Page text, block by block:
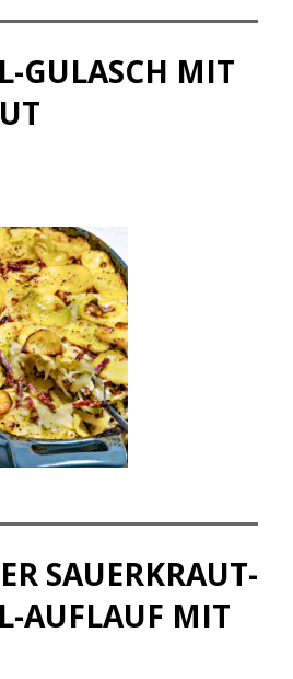
GULASCH MIT
SAUERKRAUT-
AUFLAUF MIT